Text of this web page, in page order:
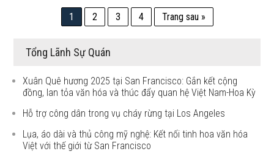
1 2 3 4 Trang sau »
Tổng Lãnh Sự Quán
Xuân Quê hương 2025 tại San Francisco: Gắn kết cộng
đồng, lan tỏa văn hóa và thúc đẩy quan hệ Việt Nam-Hoa Kỳ
Hỗ trợ công dân trong vụ cháy rừng tại Los Angeles
Lụa, áo dài và thủ công mỹ nghệ: Kết nối tinh hoa văn hóa
Việt với thế giới từ San Francisco